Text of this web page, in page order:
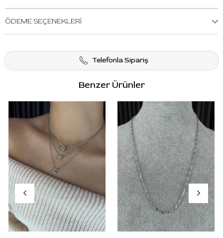
ÖDEME SEÇENEKLERI
Telefonla Sipariş
Benzer Ürünler